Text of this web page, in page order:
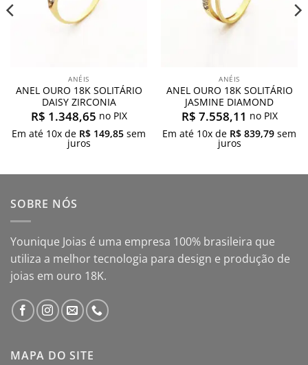
ANÉIS
ANEL OURO 18K SOLITÁRIO
DAISY ZIRCONIA
R$ 1.348,65 no PIX
Em até 10x de R$ 149,85 sem
juros
ANÉIS
ANEL OURO 18K SOLITÁRIO
JASMINE DIAMOND
R$ 7.558,11 no PIX
Em até 10x de R$ 839,79 sem
juros
SOBRE NÓS
Younique Joias é uma empresa 100% brasileira que
utiliza a melhor tecnologia para design e produção de
joias em ouro 18K.
MAPA DO SITE